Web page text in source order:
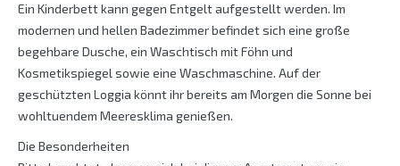
Ein Kinderbett kann gegen Entgelt aufgestellt werden. Im
modernen und hellen Badezimmer befindet sich eine große
begehbare Dusche, ein Waschtisch mit Föhn und
Kosmetikspiegel sowie eine Waschmaschine. Auf der
geschützten Loggia könnt ihr bereits am Morgen die Sonne bei
wohltuendem Meeresklima genießen.
Die Besonderheiten